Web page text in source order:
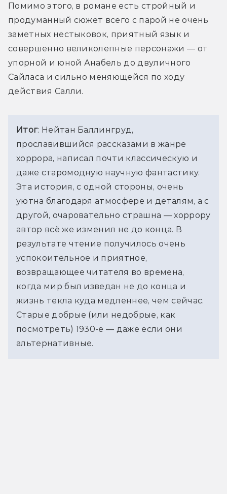
Помимо этого, в романе есть стройный и
продуманный сюжет всего с парой не очень
заметных нестыковок, приятный язык и
совершенно великолепные персонажи — от
упорной и юной Анабель до двуличного
Сайласа и сильно меняющейся по ходу
действия Салли.
Итог: Нейтан Баллингруд,
прославившийся рассказами в жанре
хоррора, написал почти классическую и
даже старомодную научную фантастику.
Эта история, с одной стороны, очень
уютна благодаря атмосфере и деталям, а с
другой, очаровательно страшна — хоррору
автор всё же изменил не до конца. В
результате чтение получилось очень
успокоительное и приятное,
возвращающее читателя во времена,
когда мир был изведан не до конца и
жизнь текла куда медленнее, чем сейчас.
Старые добрые (или недобрые, как
посмотреть) 1930-е — даже если они
альтернативные.